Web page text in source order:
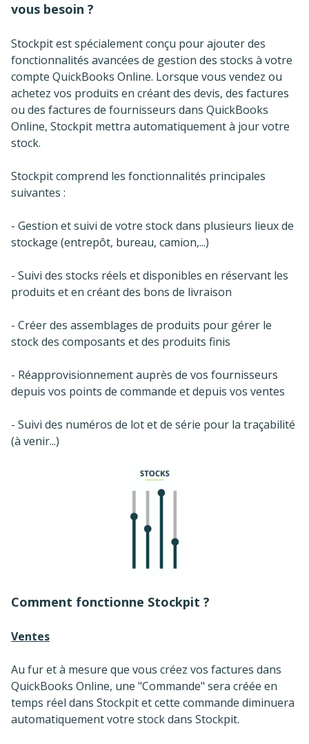
vous besoin ?
Stockpit est spécialement conçu pour ajouter des
fonctionnalités avancées de gestion des stocks à votre
compte QuickBooks Online. Lorsque vous vendez ou
achetez vos produits en créant des devis, des factures
ou des factures de fournisseurs dans QuickBooks
Online, Stockpit mettra automatiquement à jour votre
stock.
Stockpit comprend les fonctionnalités principales
suivantes :
- Gestion et suivi de votre stock dans plusieurs lieux de
stockage (entrepôt, bureau, camion,...)
- Suivi des stocks réels et disponibles en réservant les
produits et en créant des bons de livraison
- Créer des assemblages de produits pour gérer le
stock des composants et des produits finis
- Réapprovisionnement auprès de vos fournisseurs
depuis vos points de commande et depuis vos ventes
- Suivi des numéros de lot et de série pour la traçabilité
(à venir...)
Comment fonctionne Stockpit ?
Ventes
Au fur et à mesure que vous créez vos factures dans
QuickBooks Online, une "Commande" sera créée en
temps réel dans Stockpit et cette commande diminuera
automatiquement votre stock dans Stockpit.